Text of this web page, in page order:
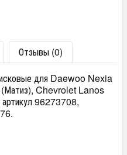
Отзывы (0)
для Daewoo Nexia
Chevrolet Lanos
96273708,